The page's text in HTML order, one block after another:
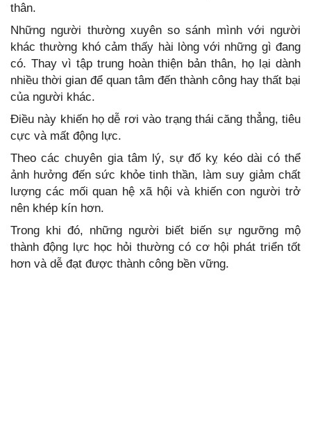
thân.
Những người thường xuyên so sánh mình với người
khác thường khó cảm thấy hài lòng với những gì đang
có. Thay vì tập trung hoàn thiện bản thân, họ lại dành
nhiều thời gian để quan tâm đến thành công hay thất bại
của người khác.
Điều này khiến họ dễ rơi vào trạng thái căng thẳng, tiêu
cực và mất động lực.
Theo các chuyên gia tâm lý, sự đố kỵ kéo dài có thể
ảnh hưởng đến sức khỏe tinh thần, làm suy giảm chất
lượng các mối quan hệ xã hội và khiến con người trở
nên khép kín hơn.
Trong khi đó, những người biết biến sự ngưỡng mộ
thành động lực học hỏi thường có cơ hội phát triển tốt
hơn và dễ đạt được thành công bền vững.